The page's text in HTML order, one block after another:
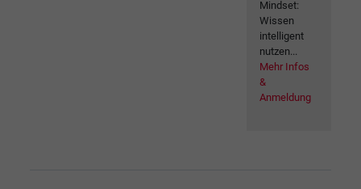
Mindset:
Wissen
intelligent
nutzen...
Mehr Infos
&
Anmeldung